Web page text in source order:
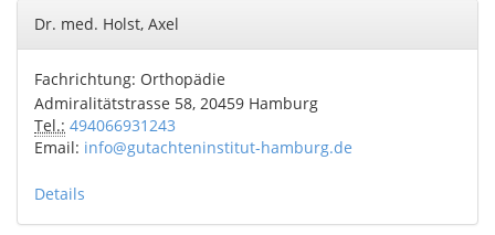
Dr. med. Holst, Axel
Fachrichtung: Orthopädie
Admiralitätstrasse 58, 20459 Hamburg
Tel.: 494066931243
Email: info@gutachteninstitut-hamburg.de
Details